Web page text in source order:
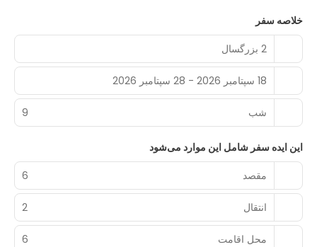
خلاصه سفر
2 بزرگسال
18 سپتامبر 2026 - 28 سپتامبر 2026
شب‌ 9
این ایده سفر شامل این موارد می‌شود
مقصد
6
انتقال 2
محل اقامت 6